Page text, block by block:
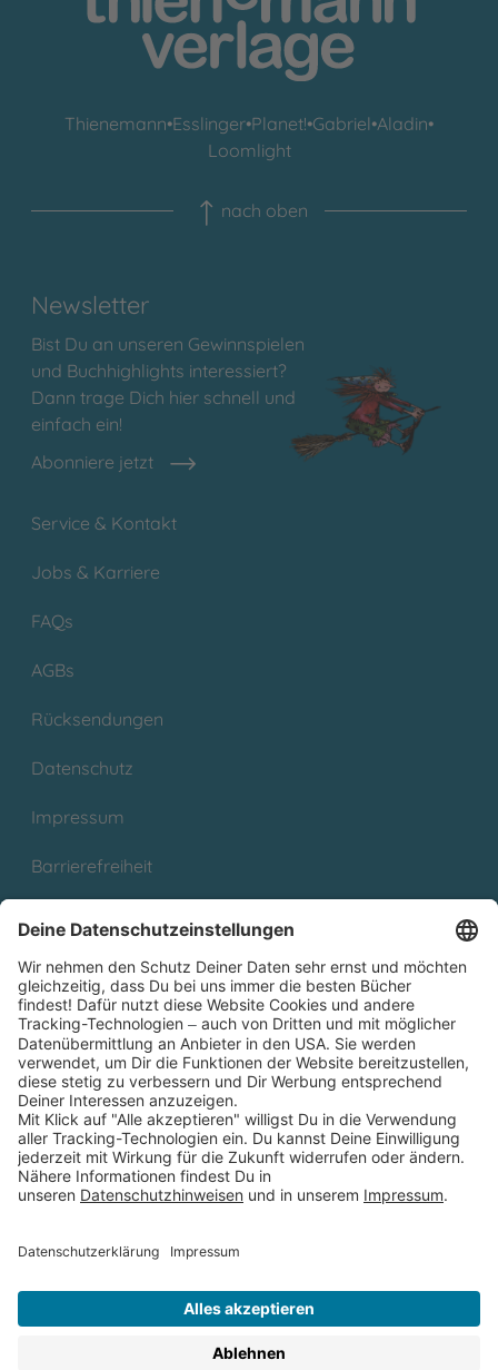
Thienemann•Esslinger•Planet!•Gabriel•Aladin•
Loomlight
nach oben
Newsletter
Bist Du an unseren Gewinnspielen
und Buchhighlights interessiert?
Dann trage Dich hier schnell und
einfach ein!
Abonniere jetzt
Service & Kontakt
Jobs & Karriere
FAQs
AGBs
Rücksendungen
Datenschutz
Impressum
Barrierefreiheit
Partnerprogramm (Affiliate)
Folge uns auf
* Versandkostenfrei ab 9,00 € Bestellwert innerhalb
Deutschlands
** Lieferzeit 1-3 Werktage innerhalb Deutschlands
Thienemann-Esslinger Verlag GmbH, Blumenstraße 36, D-70182